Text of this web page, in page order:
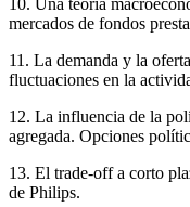
10. Una teoría
mercados de fondos
11. La demanda y la
fluctuaciones en la
12. La influencia de la
agregada. Opciones
13. El trade-off a corto
de Philips.